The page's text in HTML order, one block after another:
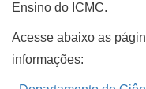
Ensino do ICMC.
Acesse abaixo as
informações: